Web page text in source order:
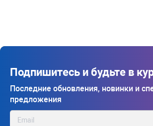
Подпишитесь и будьте в
Последние обновления, новинки и
предложения